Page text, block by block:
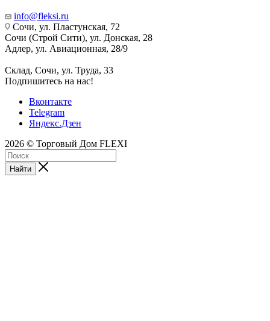
info@fleksi.ru
Сочи, ул. Пластунская, 72
Сочи (Строй Сити), ул. Донская, 28
Адлер, ул. Авиационная, 28/9
Склад, Сочи, ул. Труда, 33
Подпишитесь на нас!
Вконтакте
Telegram
Яндекс.Дзен
2026 © Торговый Дом FLEXI
Найти